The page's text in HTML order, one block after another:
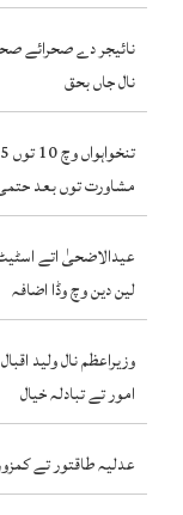
نال جاں بحق
مشاورت توں بعد
عیدالاضحیٰ اتے
لین دین وچ وڈا اضافہ
وزیراعظم نال ولید
امور تے تبادلہ خیال
عدلیہ طاقتور تے